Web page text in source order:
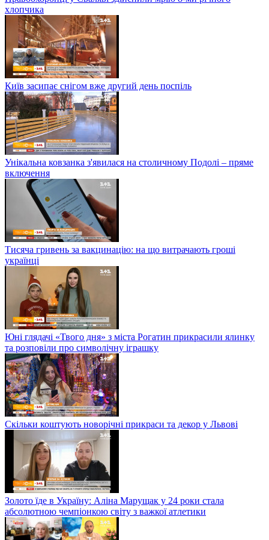
хлопчика
Київ засипає снігом вже другий день поспіль
Унікальна ковзанка з'явилася на столичному Подолі – пряме
включення
Тисяча гривень за вакцинацію: на що витрачають гроші
українці
Юні глядачі «Твого дня» з міста Рогатин прикрасили ялинку
та розповіли про символічну іграшку
Скільки коштують новорічні прикраси та декор у Львові
Золото їде в Україну: Аліна Марущак у 24 роки стала
абсолютною чемпіонкою світу з важкої атлетики